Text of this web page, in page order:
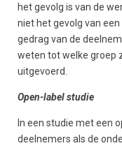
het gevolg is van de
niet het gevolg van
gedrag van de
weten tot welke groep
uitgevoerd.
Open-label studie
In een studie met een
deelnemers als de